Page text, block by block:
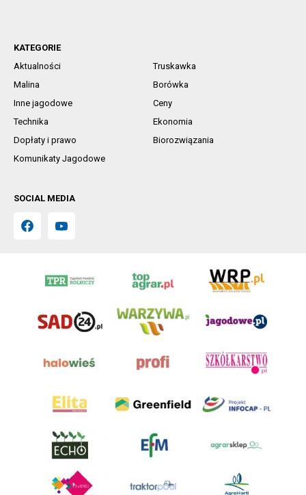
KATEGORIE
Aktualności
Truskawka
Malina
Borówka
Inne jagodowe
Ceny
Technika
Ekonomia
Dopłaty i prawo
Biorozwiązania
Komunikaty Jagodowe
SOCIAL MEDIA